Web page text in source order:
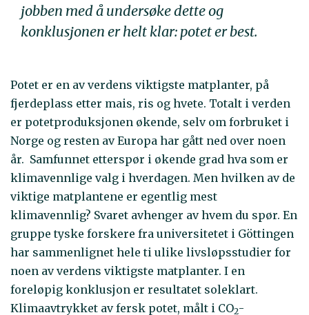
jobben med å undersøke dette og
konklusjonen er helt klar: potet er best.
Potet er en av verdens viktigste matplanter, på
fjerdeplass etter mais, ris og hvete. Totalt i verden
er potetproduksjonen økende, selv om forbruket i
Norge og resten av Europa har gått ned over noen
år. Samfunnet etterspør i økende grad hva som er
klimavennlige valg i hverdagen. Men hvilken av de
viktige matplantene er egentlig mest
klimavennlig? Svaret avhenger av hvem du spør. En
gruppe tyske forskere fra universitetet i Göttingen
har sammenlignet hele ti ulike livsløpsstudier for
noen av verdens viktigste matplanter. I en
foreløpig konklusjon er resultatet soleklart.
Klimaavtrykket av fersk potet, målt i CO2-